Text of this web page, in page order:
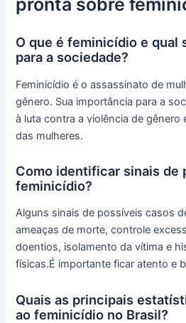
O que é feminicídio e qual
para a sociedade?
Feminicídio é o assassinato de
gênero. Sua importância para a
à luta contra a violência de gênero
das mulheres.
Como identificar sinais de
feminicídio?
Alguns sinais de possíveis casos
ameaças de morte, controle
doentios, isolamento da vítima e
físicas.É importante ficar atento e
Quais as principais
ao feminicídio no Brasil?